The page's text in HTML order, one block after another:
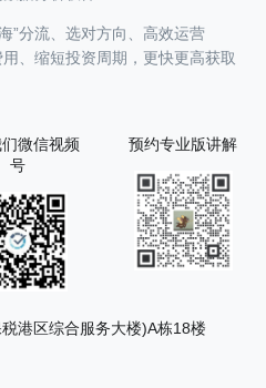
”分流、选对方向、高效运营
、缩短投资周期，更快更高获取
微信视频
号
预约专业版讲解
港区综合服务大楼)A栋18楼